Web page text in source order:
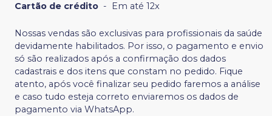
Cartão de crédito - Em até 12x
Nossas vendas são exclusivas para profissionais da saúde
devidamente habilitados. Por isso, o pagamento e envio
só são realizados após a confirmação dos dados
cadastrais e dos itens que constam no pedido. Fique
atento, após você finalizar seu pedido faremos a análise
e caso tudo esteja correto enviaremos os dados de
pagamento via WhatsApp.